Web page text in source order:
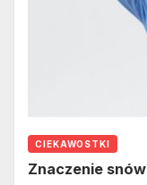
CIEKAWOSTKI
Znaczenie snów